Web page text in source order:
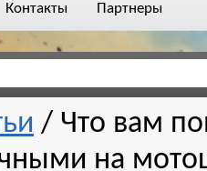
Контакты Партнеры
/ Что вам
на